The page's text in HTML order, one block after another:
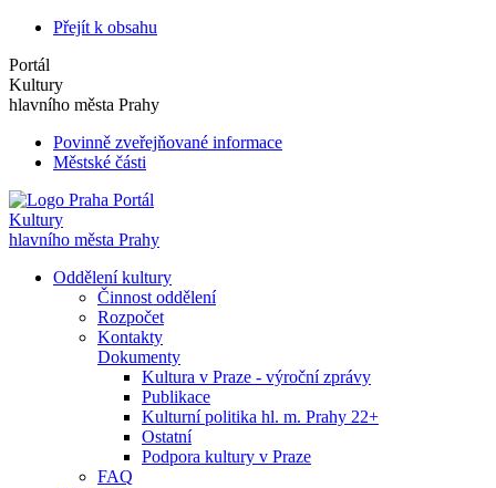
Přejít k obsahu
Portál
Kultury
hlavního města Prahy
Povinně zveřejňované informace
Městské části
Portál
Kultury
hlavního města Prahy
Oddělení kultury
Činnost oddělení
Rozpočet
Kontakty
Dokumenty
Kultura v Praze - výroční zprávy
Publikace
Kulturní politika hl. m. Prahy 22+
Ostatní
Podpora kultury v Praze
FAQ